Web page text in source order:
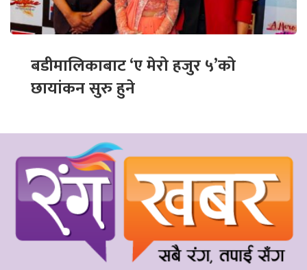
बडीमालिकाबाट ‘ए मेरो हजुर ५’को
छायांकन सुरु हुने